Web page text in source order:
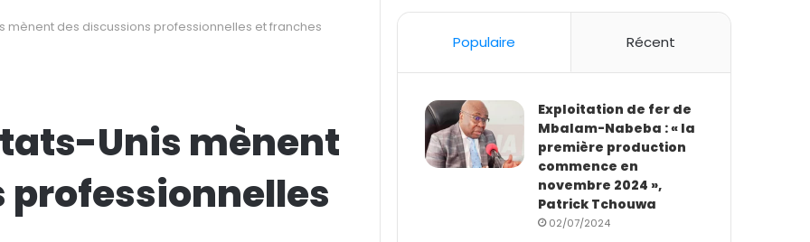
mènent des discussions professionnelles et franches
Unis mènent
professionnelles
Populaire Récent
Exploitation de fer de
Mbalam-Nabeba : « la
première production
commence en
novembre 2024 »,
Patrick Tchouwa
02/07/2024